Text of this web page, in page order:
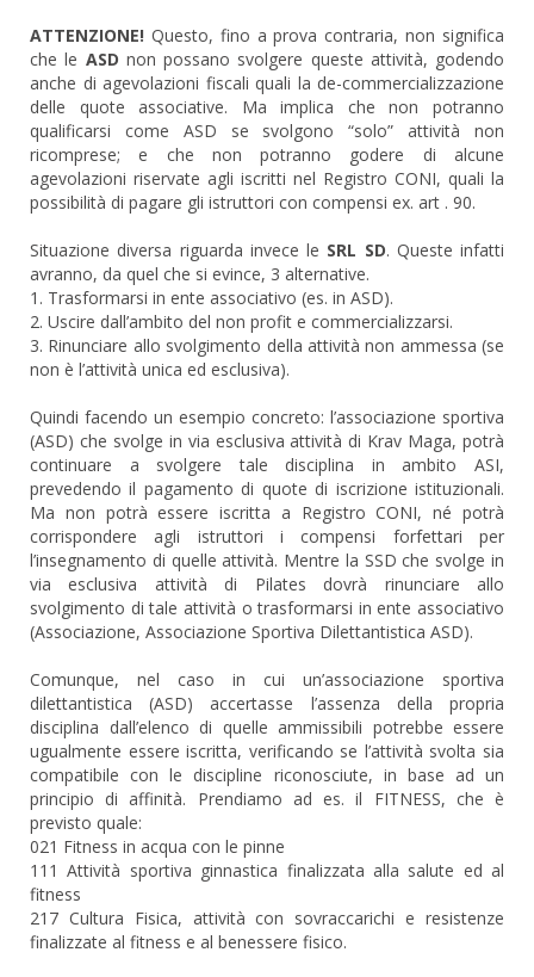
ATTENZIONE! Questo, fino a prova contraria, non significa
che le ASD non possano svolgere queste attività, godendo
anche di agevolazioni fiscali quali la de-commercializzazione
delle quote associative. Ma implica che non potranno
qualificarsi come ASD se svolgono “solo” attività non
ricomprese; e che non potranno godere di alcune
agevolazioni riservate agli iscritti nel Registro CONI, quali la
possibilità di pagare gli istruttori con compensi ex. art . 90.
Situazione diversa riguarda invece le SRL SD. Queste infatti
avranno, da quel che si evince, 3 alternative.
1. Trasformarsi in ente associativo (es. in ASD).
2. Uscire dall’ambito del non profit e commercializzarsi.
3. Rinunciare allo svolgimento della attività non ammessa (se
non è l’attività unica ed esclusiva).
Quindi facendo un esempio concreto: l’associazione sportiva
(ASD) che svolge in via esclusiva attività di Krav Maga, potrà
continuare a svolgere tale disciplina in ambito ASI,
prevedendo il pagamento di quote di iscrizione istituzionali.
Ma non potrà essere iscritta a Registro CONI, né potrà
corrispondere agli istruttori i compensi forfettari per
l’insegnamento di quelle attività. Mentre la SSD che svolge in
via esclusiva attività di Pilates dovrà rinunciare allo
svolgimento di tale attività o trasformarsi in ente associativo
(Associazione, Associazione Sportiva Dilettantistica ASD).
Comunque, nel caso in cui un’associazione sportiva
dilettantistica (ASD) accertasse l’assenza della propria
disciplina dall’elenco di quelle ammissibili potrebbe essere
ugualmente essere iscritta, verificando se l’attività svolta sia
compatibile con le discipline riconosciute, in base ad un
principio di affinità. Prendiamo ad es. il FITNESS, che è
previsto quale:
021 Fitness in acqua con le pinne
111 Attività sportiva ginnastica finalizzata alla salute ed al
fitness
217 Cultura Fisica, attività con sovraccarichi e resistenze
finalizzate al fitness e al benessere fisico.